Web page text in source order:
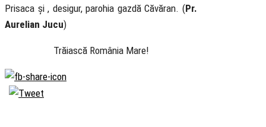
Prisaca și , desigur, parohia gazdă Căvăran. (Pr.
Aurelian Jucu)
Trăiască România Mare!